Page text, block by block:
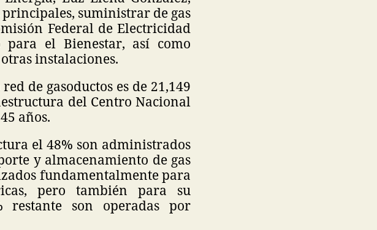
suministrar de gas
Federal de Electricidad
para el Bienestar, así como
instalaciones.
de gasoductos es de 21,149
del Centro Nacional
años.
el 48% son administrados
y almacenamiento de gas
fundamentalmente para
pero también para su
restante son operadas por